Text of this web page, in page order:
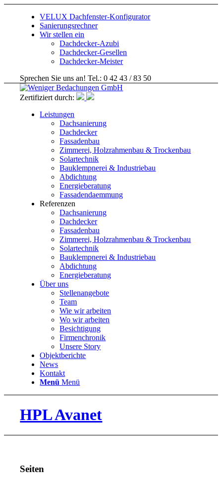
VELUX Dachfenster-Konfigurator
Sanierungsrechner
Wir stellen ein
Dachdecker-Azubi
Dachdecker-Gesellen
Dachdecker-Meister
Sprechen Sie uns an! Tel.: 0 42 43 / 83 50
Zertifiziert durch:
Leistungen
Dachsanierung
Dachdecker
Fassadenbau
Zimmerei, Holzrahmenbau & Trockenbau
Solartechnik
Bauklempnerei & Industriebau
Abdichtung
Energieberatung
Fassadendaemmung
Referenzen
Dachsanierung
Dachdecker
Fassadenbau
Zimmerei, Holzrahmenbau & Trockenbau
Solartechnik
Bauklempnerei & Industriebau
Abdichtung
Energieberatung
Über uns
Stellenangebote
Team
Wie wir arbeiten
Wo wir arbeiten
Besichtigung
Firmenchronik
Unsere Story
Objektberichte
News
Kontakt
Menü Menü
HPL Avanet
Seiten